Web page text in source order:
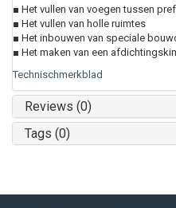
■ Het vullen van voegen tussen
■ Het vullen van holle ruimtes
■ Het inbouwen van speciale
■ Het maken van een
Technischmerkblad
Reviews (0)
Tags (0)